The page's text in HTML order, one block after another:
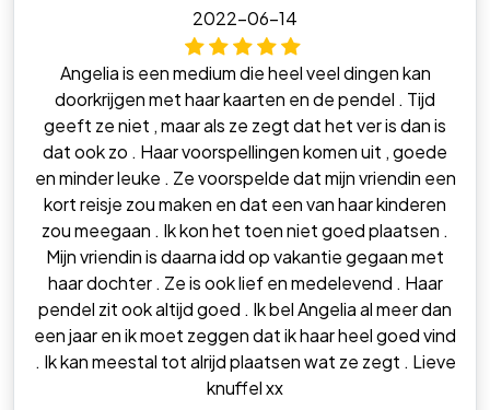
2022-06-14
Angelia is een medium die heel veel dingen kan
doorkrijgen met haar kaarten en de pendel . Tijd
geeft ze niet , maar als ze zegt dat het ver is dan is
dat ook zo . Haar voorspellingen komen uit , goede
en minder leuke . Ze voorspelde dat mijn vriendin een
kort reisje zou maken en dat een van haar kinderen
zou meegaan . Ik kon het toen niet goed plaatsen .
Mijn vriendin is daarna idd op vakantie gegaan met
haar dochter . Ze is ook lief en medelevend . Haar
pendel zit ook altijd goed . Ik bel Angelia al meer dan
een jaar en ik moet zeggen dat ik haar heel goed vind
. Ik kan meestal tot alrijd plaatsen wat ze zegt . Lieve
knuffel xx